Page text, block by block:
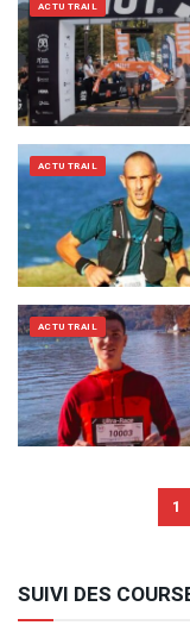
ACTU TRAIL
ACTU TRAIL
ACTU TRAIL
1
SUIVI DES